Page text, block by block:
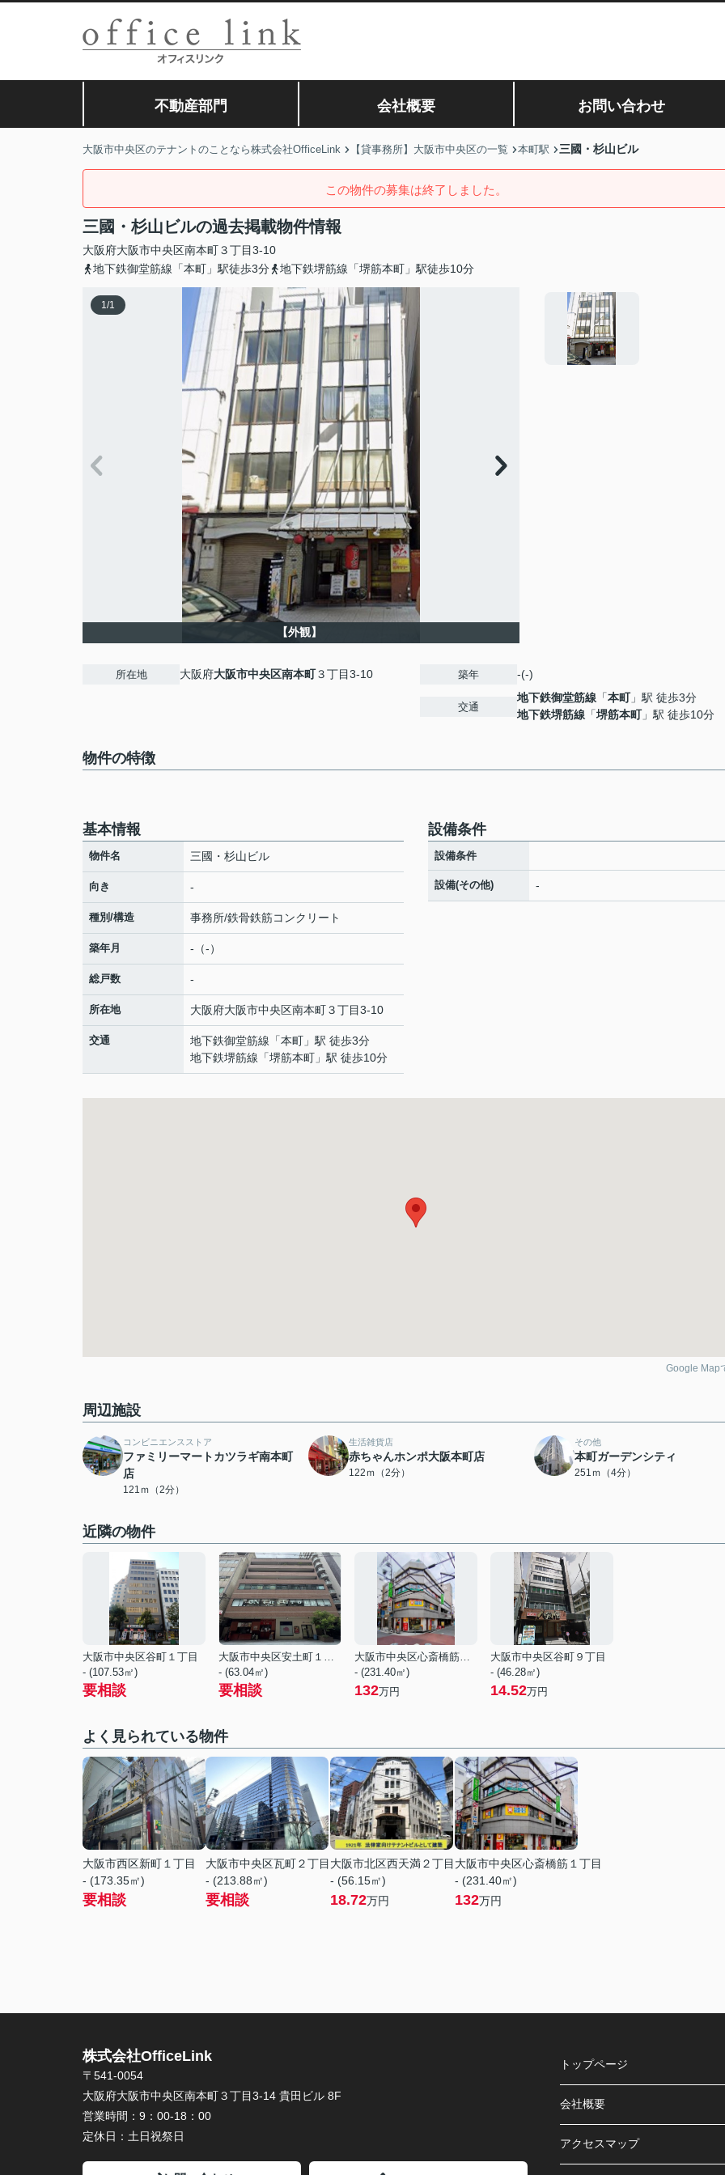
不動産部門 会社概要 お問い合わせ
大阪市中央区のテナントのことなら株式会社OfficeLink 【貸事務所】大阪市中央区の一覧 本町駅 三國・杉山ビル
この物件の募集は終了しました。
三國・杉山ビルの過去掲載物件情報
大阪府大阪市中央区南本町３丁目3-10
地下鉄御堂筋線「本町」駅徒歩3分
地下鉄堺筋線「堺筋本町」駅徒歩10分
1/1
【外観】
所在地 大阪府大阪市中央区南本町３丁目3-10 築年 -(-)
交通
地下鉄御堂筋線 「本町」駅 徒歩3分
地下鉄堺筋線 「堺筋本町」駅 徒歩10分
物件の特徴
基本情報
物件名 三國・杉山ビル
向き -
種別/構造 事務所/鉄骨鉄筋コンクリート
築年月 -（-）
総戸数 -
所在地 大阪府大阪市中央区南本町３丁目3-10
交通 地下鉄御堂筋線 「本町 」駅 徒歩3分
地下鉄堺筋線 「堺筋本町 」駅 徒歩10分
設備条件
設備条件
設備(その他) -
Google Map
周辺施設
コンビニエンスストア
ファミリーマートカツラギ南本町
店
121ｍ（2分）
生活雑貨店
赤ちゃんホンポ大阪本町店
122ｍ（2分）
その他
本町ガーデンシティ
251ｍ（4分）
近隣の物件
大阪市中央区谷町１丁目
- (107.53㎡)
要相談
大阪市中央区安土町１丁目
- (63.04㎡)
要相談
大阪市中央区心斎橋筋１丁目
- (231.40㎡)
132万円
大阪市中央区谷町９丁目
- (46.28㎡)
14.52万円
よく見られている物件
大阪市西区新町１丁目
- (173.35㎡)
要相談
大阪市中央区瓦町２丁目
- (213.88㎡)
要相談
大阪市北区西天満２丁目
- (56.15㎡)
18.72万円
大阪市中央区心斎橋筋１丁目
- (231.40㎡)
132万円
株式会社OfficeLink
〒541-0054
大阪府大阪市中央区南本町３丁目3-14 貴田ビル 8F
営業時間： 9：00-18：00
定休日： 土日祝祭日
トップページ
会社概要
アクセスマップ